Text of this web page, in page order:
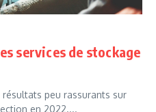
services de stockage
peu rassurants sur
en 2022....